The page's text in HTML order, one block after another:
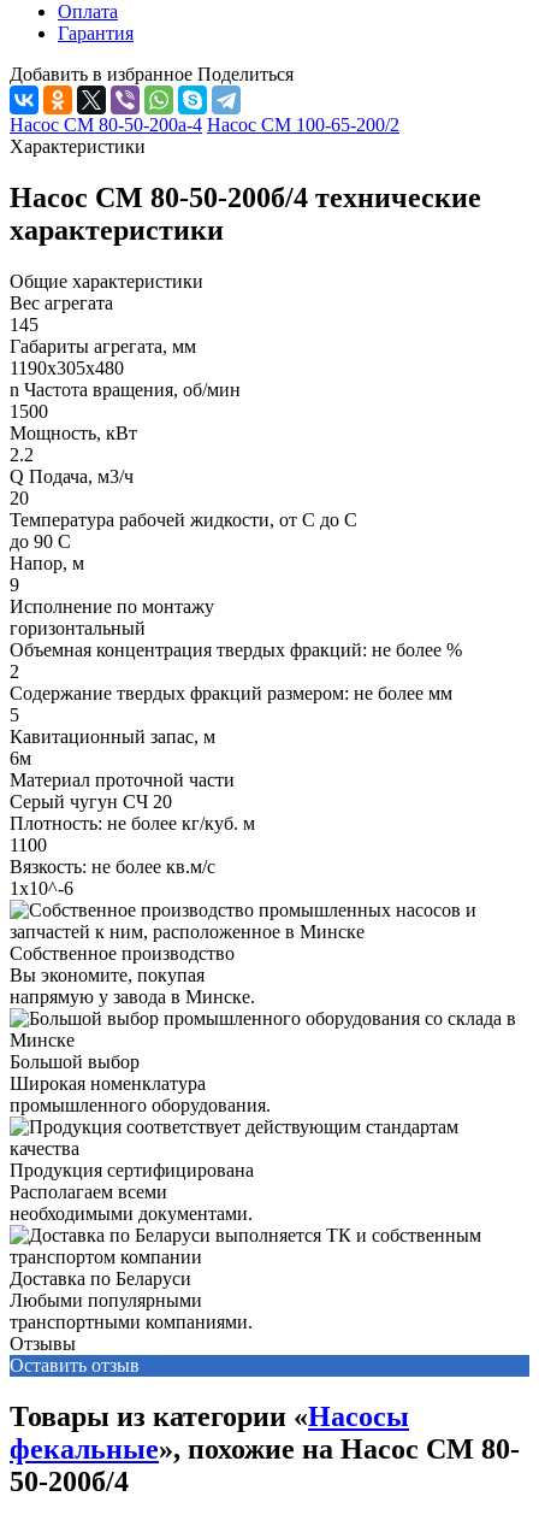
Оплата
Гарантия
Добавить в избранное Поделиться
Насос СМ 80-50-200а-4 Насос СМ 100-65-200/2
Характеристики
Насос СМ 80-50-200б/4 технические
характеристики
Общие характеристики
Вес агрегата
145
Габариты агрегата, мм
1190х305х480
n Частота вращения, об/мин
1500
Мощность, кВт
2.2
Q Подача, м3/ч
20
Температура рабочей жидкости, от С до С
до 90 С
Напор, м
9
Исполнение по монтажу
горизонтальный
Объемная концентрация твердых фракций: не более %
2
Содержание твердых фракций размером: не более мм
5
Кавитационный запас, м
6м
Материал проточной части
Серый чугун СЧ 20
Плотность: не более кг/куб. м
1100
Вязкость: не более кв.м/с
1х10^-6
Собственное производство
Вы экономите, покупая
напрямую у завода в Минске.
Большой выбор
Широкая номенклатура
промышленного оборудования.
Продукция сертифицирована
Располагаем всеми
необходимыми документами.
Доставка по Беларуси
Любыми популярными
транспортными компаниями.
Отзывы
Оставить отзыв
Товары из категории «Насосы
фекальные», похожие на Насос СМ 80-
50-200б/4